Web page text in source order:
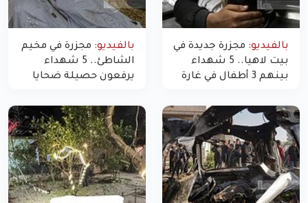
بالفيديو: مجزرة جديدة في
بيت لاهيا.. 5 شهداء
بينهم 3 أطفال في غارة
غزة
بالفيديو: مجزرة في مخيم
الشاطئ.. 5 شهداء
يرفعون حصيلة ضحايا